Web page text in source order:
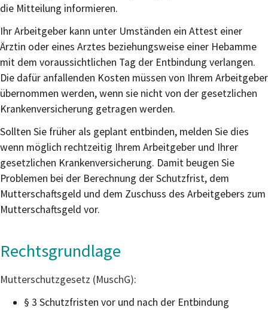
die Mitteilung informieren.
Ihr Arbeitgeber kann unter Umständen ein Attest einer
Ärztin oder eines Arztes beziehungsweise einer Hebamme
mit dem voraussichtlichen Tag der Entbindung verlangen.
Die dafür anfallenden Kosten müssen von Ihrem Arbeitgeber
übernommen werden, wenn sie nicht von der gesetzlichen
Krankenversicherung getragen werden.
Sollten Sie früher als geplant entbinden, melden Sie dies
wenn möglich rechtzeitig Ihrem Arbeitgeber und Ihrer
gesetzlichen Krankenversicherung. Damit beugen Sie
Problemen bei der Berechnung der Schutzfrist, dem
Mutterschaftsgeld und dem Zuschuss des Arbeitgebers zum
Mutterschaftsgeld vor.
Rechtsgrundlage
Mutterschutzgesetz (MuschG):
§ 3 Schutzfristen vor und nach der Entbindung